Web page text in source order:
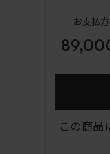
お支払
この商品